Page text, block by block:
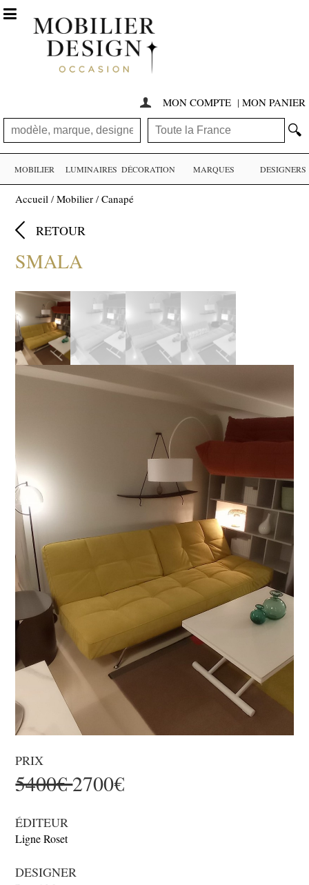
 MON COMPTE | MON PANIER
🔍

MOBILIER LUMINAIRES DÉCORATION MARQUES DESIGNERS
Accueil /Mobilier /Canapé
 RETOUR
SMALA
PRIX
5400€2700€
ÉDITEUR
Ligne Roset
DESIGNER